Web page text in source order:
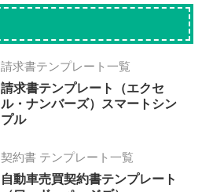
請求書テンプレート一覧
請求書テンプレート（エクセ
ル・ナンバーズ）スマートシン
プル
契約書 テンプレート一覧
自動車売買契約書テンプレート